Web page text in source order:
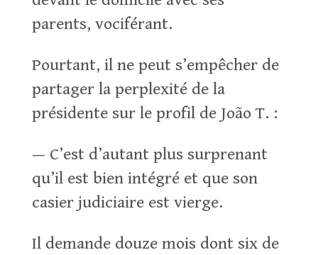
parents, vociférant.
Pourtant, il ne peut s’empêcher de
partager la perplexité de la
présidente sur le profil de João T. :
— C’est d’autant plus surprenant
qu’il est bien intégré et que son
casier judiciaire est vierge.
Il demande douze mois dont six de